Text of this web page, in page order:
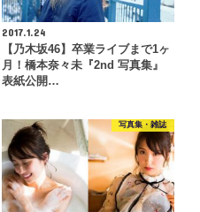
2017.1.24
【乃木坂46】卒業ライブまで1ヶ
月！橋本奈々未『2nd 写真集』
表紙公開…
写真集・雑誌